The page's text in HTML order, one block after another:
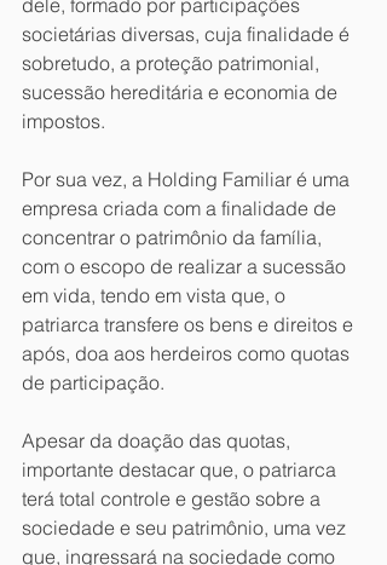
dele, formado por participações
societárias diversas, cuja finalidade é
sobretudo, a proteção patrimonial,
sucessão hereditária e economia de
impostos.
Por sua vez, a Holding Familiar é uma
empresa criada com a finalidade de
concentrar o patrimônio da família,
com o escopo de realizar a sucessão
em vida, tendo em vista que, o
patriarca transfere os bens e direitos e
após, doa aos herdeiros como quotas
de participação.
Apesar da doação das quotas,
importante destacar que, o patriarca
terá total controle e gestão sobre a
sociedade e seu patrimônio, uma vez
que, ingressará na sociedade como